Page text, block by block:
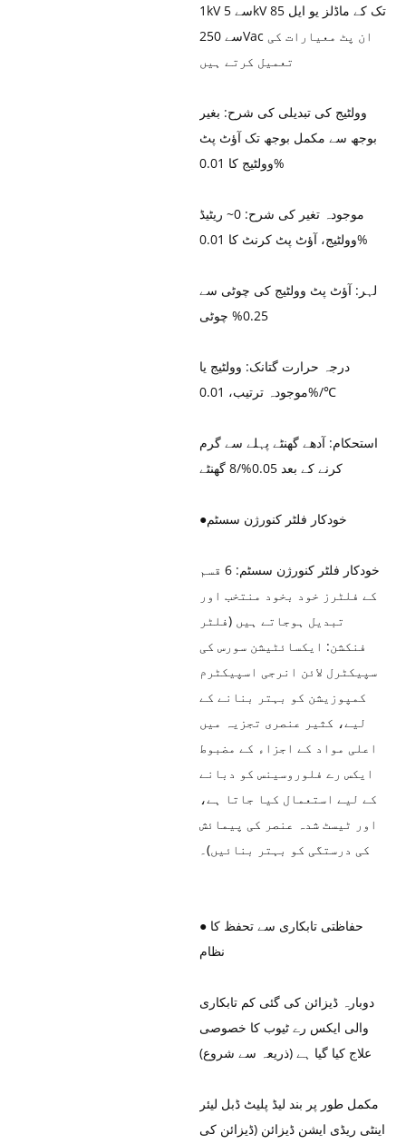
1kV سے 5kV تک کے ماڈلز یو ایل 85
سے 250Vac ان پٹ معیارات کی
تعمیل کرتے ہیں
وولٹیج کی تبدیلی کی شرح: بغیر
بوجھ سے مکمل بوجھ تک آؤٹ پٹ
وولٹیج کا 0.01%
موجودہ تغیر کی شرح: 0~ ریٹیڈ
وولٹیج، آؤٹ پٹ کرنٹ کا 0.01%
لہر: آؤٹ پٹ وولٹیج کی چوٹی سے
0.25% چوٹی
درجہ حرارت گتانک: وولٹیج یا
موجودہ ترتیب، 0.01%/℃
استحکام: آدھے گھنٹے پہلے سے گرم
کرنے کے بعد 0.05%/8 گھنٹے
●خودکار فلٹر کنورژن سسٹم
خودکار فلٹر کنورژن سسٹم: 6 قسم
کے فلٹرز خود بخود منتخب اور
تبدیل ہوجاتے ہیں (فلٹر
فنکشن: ایکسائٹیشن سورس کی
سپیکٹرل لائن انرجی اسپیکٹرم
کمپوزیشن کو بہتر بنانے کے
لیے، کثیر عنصری تجزیہ میں
اعلی مواد کے اجزاء کے مضبوط
ایکس رے فلوروسینس کو دبانے
کے لیے استعمال کیا جاتا ہے،
اور ٹیسٹ شدہ عنصر کی پیمائش
کی درستگی کو بہتر بنائیں)۔
● حفاظتی تابکاری سے تحفظ کا
نظام
دوبارہ ڈیزائن کی گئی کم تابکاری
والی ایکس رے ٹیوب کا خصوصی
علاج کیا گیا ہے (ذریعہ سے شروع)
مکمل طور پر بند لیڈ پلیٹ ڈبل لیئر
اینٹی ریڈی ایشن ڈیزائن (ڈیزائن کی